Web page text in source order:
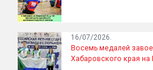
16/07/2026.
Восемь медалей
Хабаровского края